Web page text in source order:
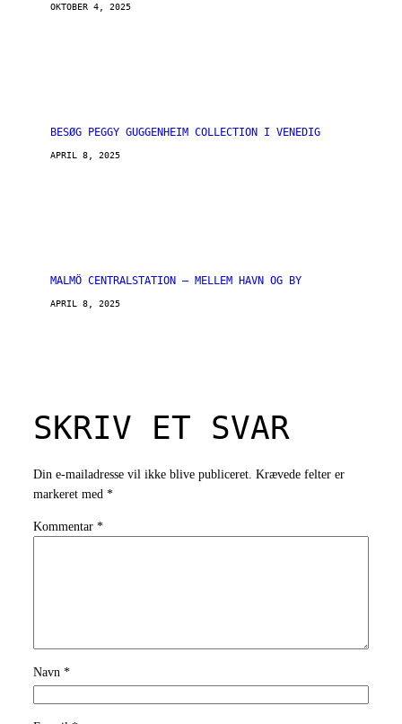
OKTOBER 4, 2025
BESØG PEGGY GUGGENHEIM COLLECTION I VENEDIG
APRIL 8, 2025
MALMÖ CENTRALSTATION – MELLEM HAVN OG BY
APRIL 8, 2025
SKRIV ET SVAR
Din e-mailadresse vil ikke blive publiceret. Krævede felter er
markeret med *
Kommentar *
Navn *